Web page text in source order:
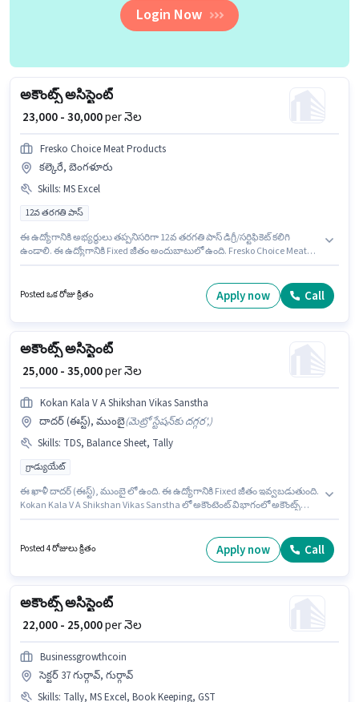
Login Now
అకౌంట్స్ అసిస్టెంట్
₹ 23,000 - 30,000per నెల
Fresko Choice Meat Products
కల్కెరే, బెంగళూరు
Skills: MS Excel
12వ తరగతి పాస్
ఈ ఉద్యోగానికి అభ్యర్థులు తప్పనిసరిగా 12వ తరగతి పాస్ డిగ్రీ/సర్టిఫికెట్ కలిగి
ఉండాలి. ఈ ఉద్యోగానికి Fixed జీతం అందుబాటులో ఉంది. Fresko Choice Meat
ఆధారపడి ఇప్పించబడతాయి. ఈ ఉద్యోగం 0 - 5 ఏళ్లు సంవత్సరాల అనుభవం ఉన్న
వారికి కోసం, నెల జీతం ₹30000 ఉంటుంది. ఈ ఉద్యోగానికి అర్హత పొందేందుకు అభ్యర్థికి
Posted ఒక రోజు క్రితం Apply now Call
అకౌంట్స్ అసిస్టెంట్
₹ 25,000 - 35,000per నెల
Kokan Kala V A Shikshan Vikas Sanstha
దాదర్ (ఈస్ట్), ముంబై(మెట్రో స్టేషన్‌కు దగ్గర',)
Skills: TDS, Balance Sheet, Tally
గ్రాడ్యుయేట్
ఈ ఖాళీ దాదర్ (ఈస్ట్), ముంబై లో ఉంది. ఈ ఉద్యోగానికి Fixed జీతం ఇవ్వబడుతుంది.
Kokan Kala V A Shikshan Vikas Sanstha లో అకౌంటెంట్ విభాగంలో అకౌంట్స్
ఉద్యోగం 3 - 6 ఏళ్లు సంవత్సరాల అనుభవం ఉన్న వారికి కోసం, నెల జీతం ₹35000
Posted 4 రోజులు క్రితం Apply now Call
అకౌంట్స్ అసిస్టెంట్
₹ 22,000 - 25,000per నెల
Businessgrowthcoin
సెక్టర్ 37 గుర్గావ్, గుర్గావ్
Skills: Tally, MS Excel, Book Keeping, GST